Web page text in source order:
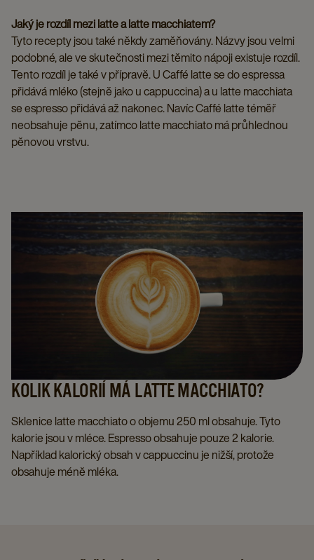
Jaký je rozdíl mezi latte a latte macchiatem?
Tyto recepty jsou také někdy zaměňovány. Názvy jsou velmi
podobné, ale ve skutečnosti mezi těmito nápoji existuje rozdíl.
Tento rozdíl je také v přípravě. U Caffé latte se do espressa
přidává mléko (stejně jako u cappuccina) a u latte macchiata
se espresso přidává až nakonec. Navíc Caffé latte téměř
neobsahuje pěnu, zatímco latte macchiato má průhlednou
pěnovou vrstvu.
KOLIK KALORIÍ MÁ LATTE MACCHIATO?
Sklenice latte macchiato o objemu 250 ml obsahuje. Tyto
kalorie jsou v mléce. Espresso obsahuje pouze 2 kalorie.
Například kalorický obsah v cappuccinu je nižší, protože
obsahuje méně mléka.